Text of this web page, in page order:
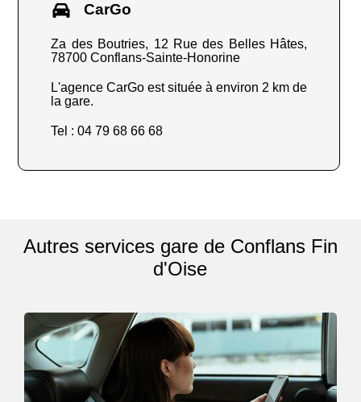
CarGo
Za des Boutries, 12 Rue des Belles Hâtes,
78700 Conflans-Sainte-Honorine
L'agence CarGo est située à environ 2 km de
la gare.
Tel : 04 79 68 66 68
Autres services gare de Conflans Fin
d'Oise